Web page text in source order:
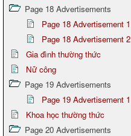
Page 18 Advertisements
Page 18 Advertisement 1
Page 18 Advertisement 2
Gia đình thường thức
Nữ công
Page 19 Advertisements
Page 19 Advertisement 1
Khoa học thường thức
Page 20 Advertisements